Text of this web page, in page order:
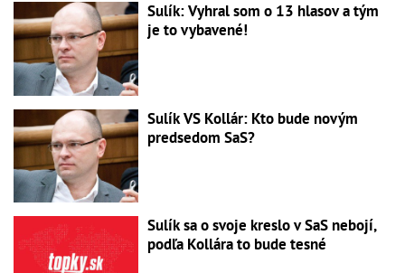
Sulík: Vyhral som o 13 hlasov a tým
je to vybavené!
Sulík VS Kollár: Kto bude novým
predsedom SaS?
Sulík sa o svoje kreslo v SaS nebojí,
podľa Kollára to bude tesné